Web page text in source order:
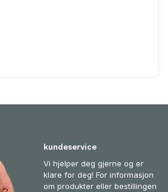
kundeservice
Vi hjelper deg gjerne og er
klare for deg! For informasjon
om produkter eller bestillingen